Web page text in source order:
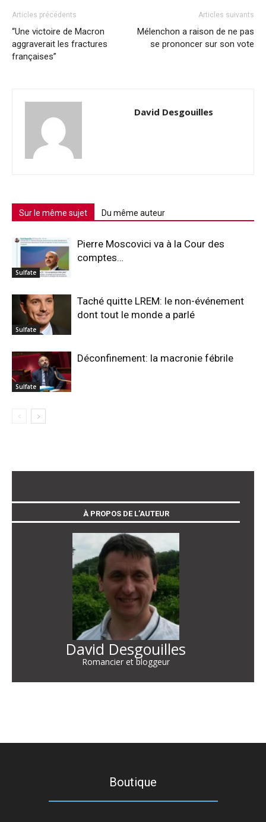
Articles précédents
“Une victoire de Macron
aggraverait les fractures
françaises”
Articles suivants
Mélenchon a raison de ne pas
se prononcer sur son vote
David Desgouilles
Sur le même sujet Du même auteur
Sulfate
Pierre Moscovici va à la Cour des
comptes…
Sulfate
Taché quitte LREM: le non-événement
dont tout le monde a parlé
Sulfate
Déconfinement: la macronie fébrile
À PROPOS DE L’AUTEUR
David Desgouilles
Romancier et bloggeur
Boutique